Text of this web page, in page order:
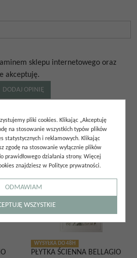
sklepu internetowego oraz
akceptuję.
WYSYŁKA DO 48H
PŁYTKA ŚCIENNA BELLAGIO
pliki cookies. Klikając „Akceptuję
na stosowanie wszystkich typów plików
statystycznych i reklamowych. Klikając
zgodę na stosowanie wyłącznie plików
prawidłowego działania strony. Więcej
znajdziesz w Polityce prywatności.
ODMAWIAM
WSZYSTKIE